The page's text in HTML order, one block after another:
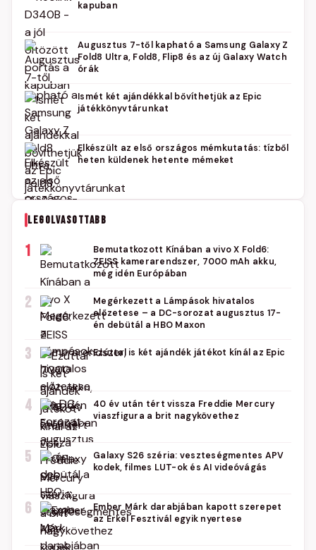
kapuban
Augusztus 7-től kapható a Samsung Galaxy Z
Fold8 Ultra, Fold8, Flip8 és az új Galaxy Watch
órák
Ismét két ajándékkal bővíthetjük az Epic
játékkönyvtárunkat
Elkészült az első országos mémkutatás: tízből
heten küldenek hetente mémeket
LEGOLVASOTTABB
1
Bemutatkozott Kínában a vivo X Fold6:
ZEISS kamerarendszer, 7000 mAh akku,
még idén Európában
2
Megérkezett a Lámpások hivatalos
előzetese – a DC-sorozat augusztus 17-
én debütál a HBO Maxon
3 Ezúttal is két ajándék játékot kínál az Epic
4
40 év után tért vissza Freddie Mercury
viaszfigura a brit nagykövethez
5
Galaxy S26 széria: veszteségmentes APV
kodek, filmes LUT-ok és AI videóvágás
6
Ember Márk darabjában kapott szerepet
az Erkel Fesztivál egyik nyertese